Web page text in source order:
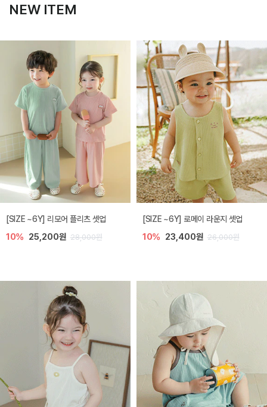
NEW ITEM
[SIZE ~6Y] 리모어 플리츠 셋업
10% 25,200원 28,000원
[SIZE ~6Y] 로메이 라운지 셋업
10% 23,400원 26,000원